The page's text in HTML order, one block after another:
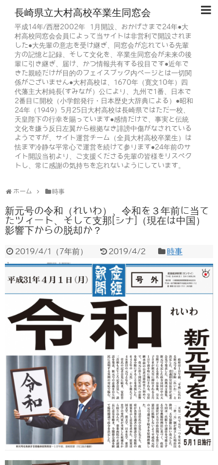
長崎県立大村高校卒業生同窓会
平成14年/西暦2002年 1月開設、おかげさまで24年●大
村高校同窓会会員によって当サイトは非営利で開設されま
した●大先輩の意志を受け継ぎ、同窓会が忘れている先輩
方の記憶と記録、そして文化を、卒業生同窓会が未来の後
輩に引き継ぎ、届け、かつ情報共有する役目です●近年で
きた親睦だけが目的のフェイスブック内ページとは一切関
係がございません●大村高校は、1670年（寛文10年）四
代藩主大村純長(すみなが）公により、九州で1番、日本で
2番目に開校（小学館発行・日本歴史大辞典による）●昭和
24年（1949）5月25日大村高校は長崎県ではただ一校、
天皇陛下の行幸を賜っています●感情だけで、事実と伝統
文化を嫌う反日左翼から根拠なき誹謗中傷がなされている
ようですが、サイト運営チーム（全員大村高校卒業生）は
怯まず冷静な平常心で運営を続けて参ります●24年前のサ
イト開設当初より、ご支援くださる先輩の皆様をリスペク
トし、常に感謝の気持ちを忘れないようにしています。
ホーム 時事
新元号の令和（れいわ）、令和を３年前に当て
たツィート、そして支那[シナ]（現在は中国）
影響下からの脱却か？
2019/4/1 （7年前） 2019/4/2 時事